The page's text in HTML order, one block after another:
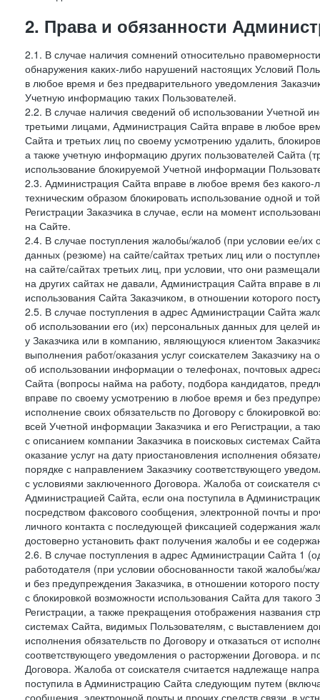
2. Права и обязанности
2.1. В случае наличия сомнений относительно
обнаружения каких-либо нарушений настоящих Условий
в любое время и без предварительного уведомления
Учетную информацию таких Пользователей.
2.2. В случае наличия сведений об использовании Учетной
третьими лицами, Администрация Сайта вправе в любое
Сайта и третьих лиц по своему усмотрению удалить,
а также учетную информацию других пользователей Сайта
использование блокируемой Учетной информации
2.3. Администрация Сайта вправе в любое время без
техническим образом блокировать использование одной и
Регистрации Заказчика в случае, если на момент
на Сайте.
2.4. В случае поступления жалобы/жалоб (при условии ее/их
данных (резюме) на сайте/сайтах третьих лиц или о
на сайте/сайтах третьих лиц, при условии, что они
на других сайтах не давали, Администрация Сайта вправе в
использования Сайта Заказчиком, в отношении которого
2.5. В случае поступления в адрес Администрации Сайта
об использовании его (их) персональных данных для целей
у Заказчика или в компанию, являющуюся клиентом
выполнения работ/оказания услуг соискателем Заказчику
об использовании информации о телефонах, почтовых
Сайта (вопросы найма на работу, подбора кандидатов,
вправе по своему усмотрению в любое время и без
исполнение своих обязательств по Договору с блокировкой
всей Учетной информации Заказчика и его Регистрации, а
с описанием компании Заказчика в поисковых системах
оказание услуг на дату приостановления исполнения
порядке с направлением Заказчику соответствующего
с условиями заключенного Договора. Жалоба от
Администрацией Сайта, если она поступила в
посредством факсового сообщения, электронной почты и
личного контакта с последующей фиксацией содержания
достоверно установить факт получения жалобы и ее
2.6. В случае поступления в адрес Администрации Сайта 1
работодателя (при условии обоснованности такой
и без предупреждения Заказчика, в отношении которого
с блокировкой возможности использования Сайта для
Регистрации, а также прекращения отображения названия
системах Сайта, видимых Пользователям, с выставлением
исполнения обязательств по Договору и отказаться от
соответствующего уведомления о расторжении Договора. и
Договора. Жалоба от соискателя считается надлежаще
поступила в Администрацию Сайта следующим путем
сообщения, электронной почты и прочих средств связи, в